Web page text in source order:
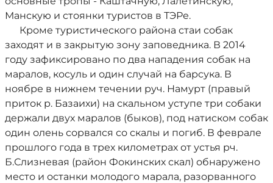
Манскую и стоянки туристов в ТЭРе.
Кроме туристического района стаи собак
заходят и в закрытую зону заповедника. В 2014
году зафиксировано по два нападения собак на
маралов, косуль и один случай на барсука. В
ноябре в нижнем течении руч. Намурт (правый
приток р. Базаихи) на скальном уступе три собаки
держали двух маралов (быков), под натиском собак
один олень сорвался со скалы и погиб. В феврале
прошлого года в трех километрах от устья рч.
Б.Слизневая (район Фокинских скал) обнаружено
место и останки молодого марала, разорванного